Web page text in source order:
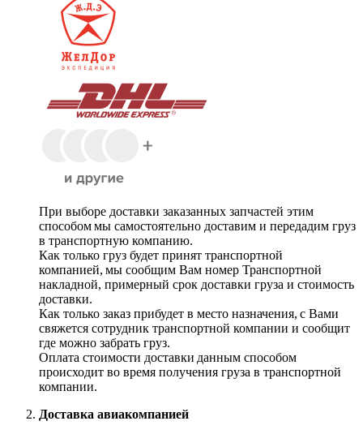
При выборе доставки заказанных запчастей этим
способом мы самостоятельно доставим и передадим груз
в транспортную компанию.
Как только груз будет принят транспортной
компанией, мы сообщим Вам номер Транспортной
накладной, примерный срок доставки груза и стоимость
доставки.
Как только заказ прибудет в место назначения, с Вами
свяжется сотрудник транспортной компании и сообщит
где можно забрать груз.
Оплата стоимости доставки данным способом
происходит во время получения груза в транспортной
компании.
Доставка авиакомпанией